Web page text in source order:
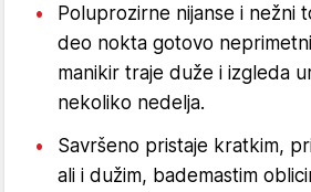
Poluprozirne nijanse i nežni
deo nokta gotovo
manikir traje duže i izgleda
nekoliko nedelja.
Savršeno pristaje kratkim,
ali i dužim, bademastim